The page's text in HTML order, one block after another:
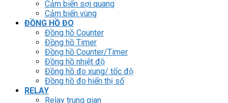
Cảm biến sợi quang
Cảm biến vùng
ĐỒNG HỒ ĐO
Đồng hồ Counter
Đồng hồ Timer
Đồng hồ Counter/Timer
Đồng hồ nhiệt độ
Đồng hồ đo xung/ tốc độ
Đồng hồ đo hiển thị số
RELAY
Relay trung gian